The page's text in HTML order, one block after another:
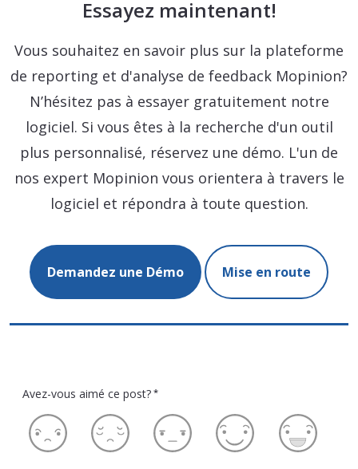
Essayez maintenant!
Vous souhaitez en savoir plus sur la plateforme
de reporting et d'analyse de feedback Mopinion?
N’hésitez pas à essayer gratuitement notre
logiciel. Si vous êtes à la recherche d'un outil
plus personnalisé, réservez une démo. L'un de
nos expert Mopinion vous orientera à travers le
logiciel et répondra à toute question.
Demandez une Démo Mise en route
Avez-vous aimé ce post? *